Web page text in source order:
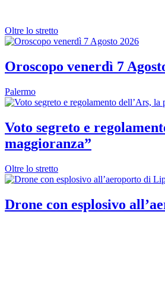
Oltre lo stretto
Oroscopo venerdì 7
Palermo
Voto segreto e
maggioranza”
Oltre lo stretto
Drone con esplosivo